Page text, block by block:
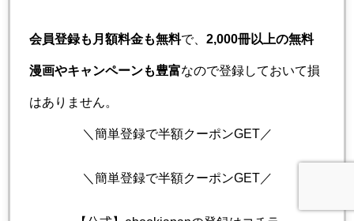
会員登録も月額料金も無料で、 2,000冊以上の無料
漫画やキャンペーンも豊富なので登録しておいて損
はありません。
＼簡単登録で半額クーポンGET／
＼簡単登録で半額クーポンGET／